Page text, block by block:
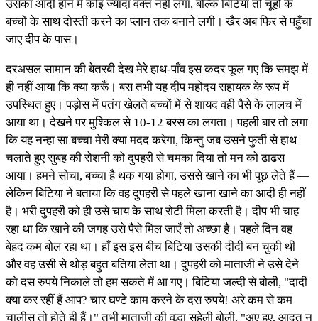
उसका आदी होने में कोई ज्यादा वक्त नहीं लगा, बल्कि बिटिया तो चूहों के
बच्चों के साथ दोस्ती करने का प्लान तक बनाने लगी। खैर अब फिर से पहुँचा
जाए दीप के पास।
दरअसल सामान की बेतरबी देख मेरे हाथ-पाँव इस कदर फूल गए कि समझ में
ही नहीं आया कि क्या करूँ। बस तभी यह दीप महोदय सहायक के रूप में
उपस्थित हुए। पड़ोस में पतंग खेलते बच्चों में से शायद वही पैसे के लालच में
आया था। देखने पर मुश्किल से 10-12 बरस का लगता। पहली बार तो लगा
कि यह नन्हा सा बच्चा मेरी क्या मदद करेगा, किन्तु जब उसने फुर्ती से हाथ
चलाते हुए सुबह की रोशनी को दुपहरी से चमका दिया तो मन को ढाढस
आया। हमने सोचा, बच्चा है थक गया होगा, उससे खाने का भी पूछ लेते हैं —
लेकिन बिटिया ने बताया कि वह दुपहरी से पहले खाना खाने का आदी ही नहीं
है। भरी दुपहरी को ही उसे चाय के साथ रोटी मिला करती है। दीप भी चाह
रहा था कि खाने की जगह उसे पैसे मिल जाएँ तो अच्छा है। पहले दिन वह
बेहद कम बोल रहा था। हाँ इस इस बीच बिटिया उसकी दीदी बन चुकी थी
और वह उसी से थोड़ बहुत बतिया लेता था। दुपहरी को माताजी ने उसे देने
को दस रुपये निकाले तो हम सकते में आ गए। बिटिया जल्दी से बोली, "दादी
क्या कर रहीं हैं आप? चार घण्टे काम करने के दस रुपये! अरे कम से कम
चालीस तो होते ही हैं।" तभी माताजी की वृद्धा सहेली बोली, "अए हए, आदत न